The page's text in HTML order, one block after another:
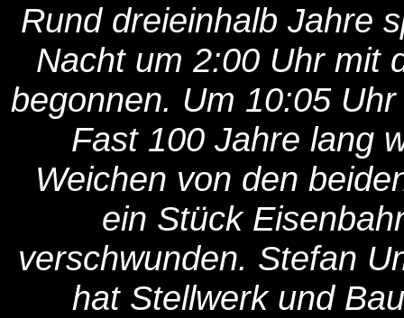
Rund dreieinhalb Jahre
Nacht um 2:00 Uhr mit
begonnen. Um 10:05
Fast 100 Jahre lang
Weichen von den
ein Stück
verschwunden. Stefan
hat Stellwerk und